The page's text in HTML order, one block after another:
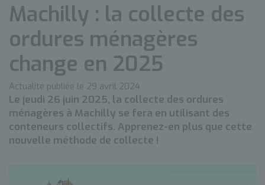
Machilly : la collecte des
ordures ménagères
change en 2025
Actualité publiée le 29 avril 2024
Le jeudi 26 juin 2025, la collecte des ordures
ménagères à Machilly se fera en utilisant des
conteneurs collectifs. Apprenez-en plus que cette
nouvelle méthode de collecte !